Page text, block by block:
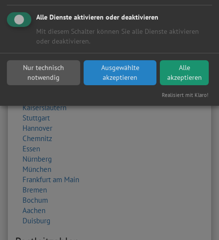
Orte
Alle
Berlin
Hamburg
Dresden
Köln
Leipzig
Düsseldorf
Kaiserslautern
Stuttgart
Hannover
Chemnitz
Essen
Nürnberg
München
Frankfurt am Main
Bremen
Bochum
Aachen
Duisburg
Alle Dienste aktivieren oder deaktivieren
Mit diesem Schalter können Sie alle Dienste aktivieren
oder deaktivieren.
Nur technisch
notwendig
Ausgewählte
akzeptieren
Alle
akzeptieren
Realisiert mit Klaro!